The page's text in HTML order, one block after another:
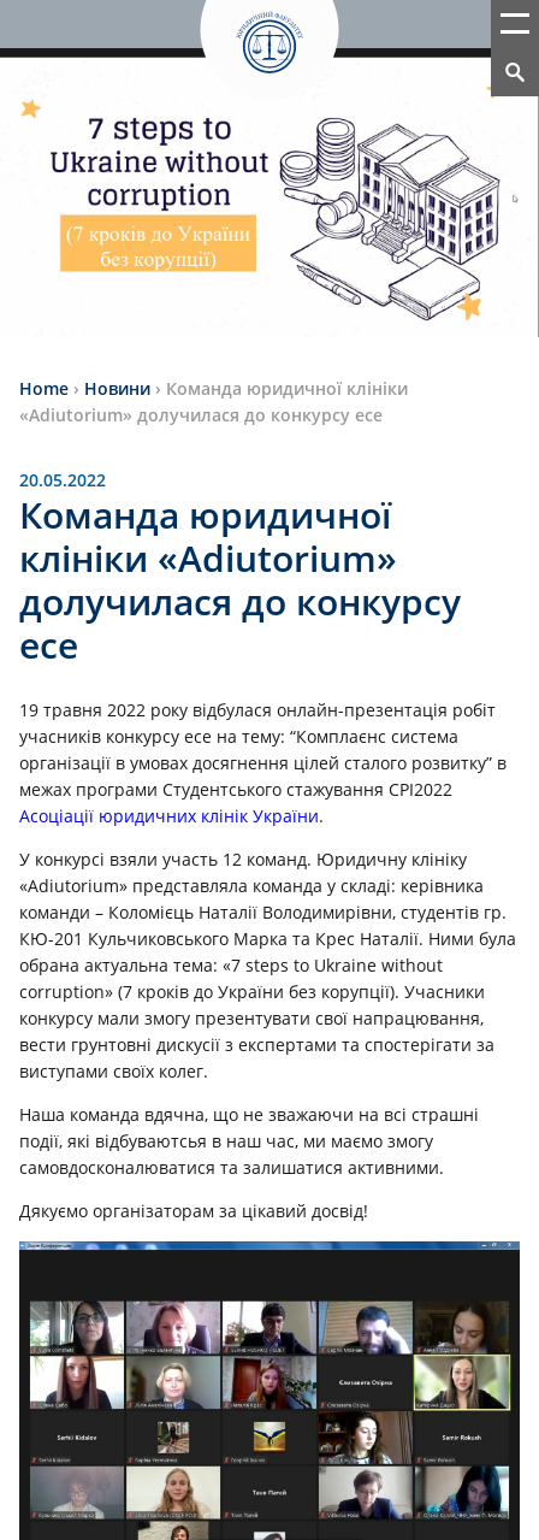
Home › Новини › Команда юридичної клініки
«Adiutorium» долучилася до конкурсу есе
20.05.2022
Команда юридичної
клініки «Adiutorium»
долучилася до конкурсу
есе
19 травня 2022 року відбулася онлайн-презентація робіт
учасників конкурсу есе на тему: “Комплаєнс система
організації в умовах досягнення цілей сталого розвитку” в
межах програми Студентського стажування CPI2022
Асоціації юридичних клінік України.
У конкурсі взяли участь 12 команд. Юридичну клініку
«Adiutorium» представляла команда у складі: керівника
команди – Коломієць Наталії Володимирівни, студентів гр.
КЮ-201 Кульчиковського Марка та Крес Наталії. Ними була
обрана актуальна тема: «7 steps to Ukraine without
corruption» (7 кроків до України без корупції). Учасники
конкурсу мали змогу презентувати свої напрацювання,
вести грунтовні дискусії з експертами та спостерігати за
виступами своїх колег.
Наша команда вдячна, що не зважаючи на всі страшні
події, які відбуваютсья в наш час, ми маємо змогу
самовдосконалюватися та залишатися активними.
Дякуємо організаторам за цікавий досвід!